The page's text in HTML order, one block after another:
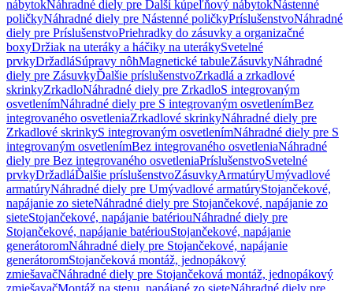
nábytokNáhradné diely pre Ďalší kúpeľňový nábytokNástenné
poličkyNáhradné diely pre Nástenné poličkyPríslušenstvoNáhradné
diely pre PríslušenstvoPriehradky do zásuvky a organizačné
boxyDržiak na uteráky a háčiky na uterákySvetelné
prvkyDržadláSúpravy nôhMagnetické tabuleZásuvkyNáhradné
diely pre ZásuvkyĎalšie príslušenstvoZrkadlá a zrkadlové
skrinkyZrkadloNáhradné diely pre ZrkadloS integrovaným
osvetlenímNáhradné diely pre S integrovaným osvetlenímBez
integrovaného osvetleniaZrkadlové skrinkyNáhradné diely pre
Zrkadlové skrinkyS integrovaným osvetlenímNáhradné diely pre S
integrovaným osvetlenímBez integrovaného osvetleniaNáhradné
diely pre Bez integrovaného osvetleniaPríslušenstvoSvetelné
prvkyDržadláĎalšie príslušenstvoZásuvkyArmatúryUmývadlové
armatúryNáhradné diely pre Umývadlové armatúryStojančekové,
napájanie zo sieteNáhradné diely pre Stojančekové, napájanie zo
sieteStojančekové, napájanie batériouNáhradné diely pre
Stojančekové, napájanie batériouStojančekové, napájanie
generátoromNáhradné diely pre Stojančekové, napájanie
generátoromStojančeková montáž, jednopákový
zmiešavačNáhradné diely pre Stojančeková montáž, jednopákový
zmiešavačMontáž na stenu, napájané zo sieteNáhradné diely pre